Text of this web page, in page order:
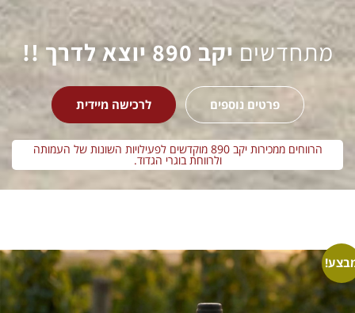
מתחדשיםיקב 890 יוצא לדרך !!
פרטים נוספים לרכישה מיידית
הרווחים ממכירות יקב 890 מוקדשים לפעילויות השונות של העמותה
ולרווחת בוגרי הגדוד.